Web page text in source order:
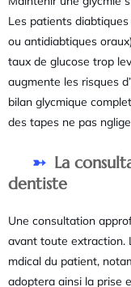
Les patients
ou antidiabtiques
taux de glucose trop
augmente les risques
bilan glycmique
des tapes ne pas
La
dentiste
Une consultation
avant toute extraction.
mdical du patient,
adoptera ainsi la prise